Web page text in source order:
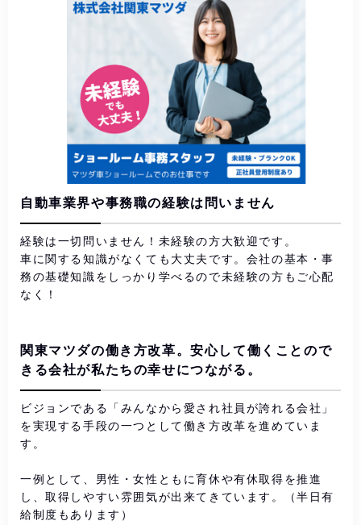
自動車業界や事務職の経験は問いません
経験は一切問いません！未経験の方大歓迎です。
車に関する知識がなくても大丈夫です。会社の基本・事
務の基礎知識をしっかり学べるので未経験の方もご心配
なく！
関東マツダの働き方改革。安心して働くことので
きる会社が私たちの幸せにつながる。
ビジョンである「みんなから愛され社員が誇れる会社」
を実現する手段の一つとして働き方改革を進めていま
す。
一例として、男性・女性ともに育休や有休取得を推進
し、取得しやすい雰囲気が出来てきています。（半日有
給制度もあります）